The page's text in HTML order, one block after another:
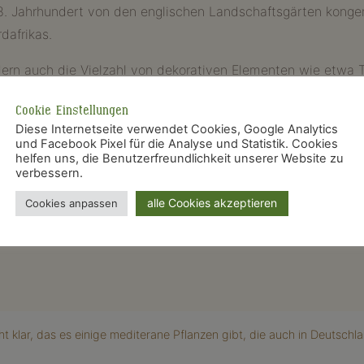
Jahrhundert von den englischen Landschaftsgärten
auch die Vielzahl von dekorativen Elementen wie etwa
Flair. All diese schönen Dinge wollen wir in
Suchen Sie sich die Pflanzen aus, die am Besten zu
Materialien, die für das südliche Flair stehen. Schaffen
klar, das es einige mediterane Pflanzen gibt, die auch in
Cookie Einstellungen
Diese Internetseite verwendet Cookies, Google Analytics
und Facebook Pixel für die Analyse und Statistik. Cookies
helfen uns, die Benutzerfreundlichkeit unserer Website zu
verbessern.
Cookies anpassen alle Cookies akzeptieren